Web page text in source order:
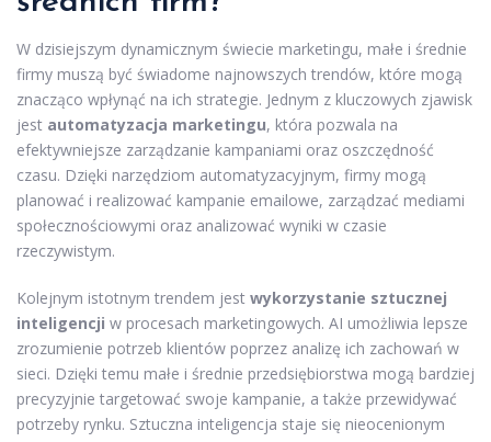
W dzisiejszym dynamicznym świecie marketingu, małe i średnie
firmy muszą być świadome najnowszych trendów, które mogą
znacząco wpłynąć na ich strategie. Jednym z kluczowych zjawisk
jest automatyzacja marketingu, która pozwala na
efektywniejsze zarządzanie kampaniami oraz oszczędność
czasu. Dzięki narzędziom automatyzacyjnym, firmy mogą
planować i realizować kampanie emailowe, zarządzać mediami
społecznościowymi oraz analizować wyniki w czasie
rzeczywistym.
Kolejnym istotnym trendem jest wykorzystanie sztucznej
inteligencji w procesach marketingowych. AI umożliwia lepsze
zrozumienie potrzeb klientów poprzez analizę ich zachowań w
sieci. Dzięki temu małe i średnie przedsiębiorstwa mogą bardziej
precyzyjnie targetować swoje kampanie, a także przewidywać
potrzeby rynku. Sztuczna inteligencja staje się nieocenionym